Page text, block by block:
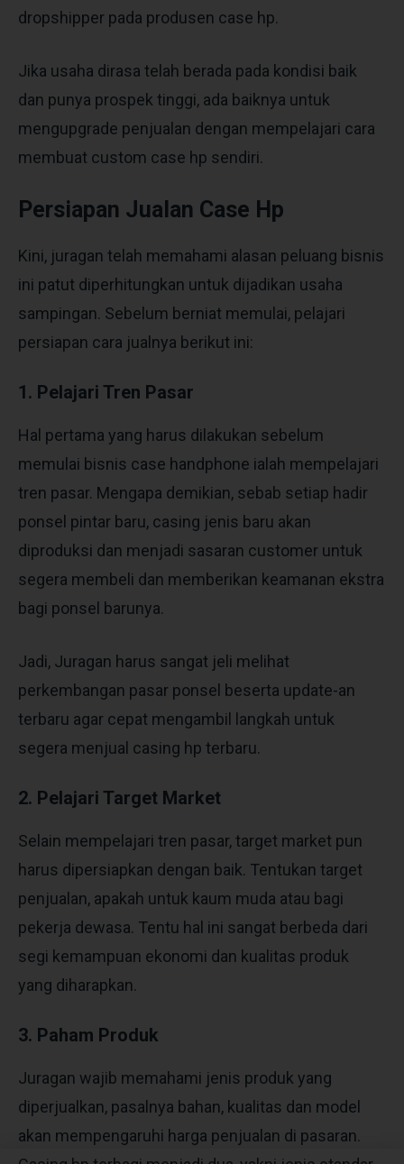
dropshipper pada produsen case hp.
Jika usaha dirasa telah berada pada kondisi baik
dan punya prospek tinggi, ada baiknya untuk
mengupgrade penjualan dengan mempelajari cara
membuat custom case hp sendiri.
Persiapan Jualan Case Hp
Kini, juragan telah memahami alasan peluang bisnis
ini patut diperhitungkan untuk dijadikan usaha
sampingan. Sebelum berniat memulai, pelajari
persiapan cara jualnya berikut ini:
1. Pelajari Tren Pasar
Hal pertama yang harus dilakukan sebelum
memulai bisnis case handphone ialah mempelajari
tren pasar. Mengapa demikian, sebab setiap hadir
ponsel pintar baru, casing jenis baru akan
diproduksi dan menjadi sasaran customer untuk
segera membeli dan memberikan keamanan ekstra
bagi ponsel barunya.
Jadi, Juragan harus sangat jeli melihat
perkembangan pasar ponsel beserta update-an
terbaru agar cepat mengambil langkah untuk
segera menjual casing hp terbaru.
2. Pelajari Target Market
Selain mempelajari tren pasar, target market pun
harus dipersiapkan dengan baik. Tentukan target
penjualan, apakah untuk kaum muda atau bagi
pekerja dewasa. Tentu hal ini sangat berbeda dari
segi kemampuan ekonomi dan kualitas produk
yang diharapkan.
3. Paham Produk
Juragan wajib memahami jenis produk yang
diperjualkan, pasalnya bahan, kualitas dan model
akan mempengaruhi harga penjualan di pasaran.